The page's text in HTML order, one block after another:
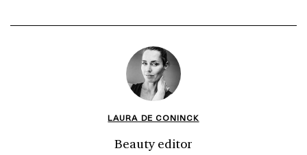
LAURA DE CONINCK
Beauty editor